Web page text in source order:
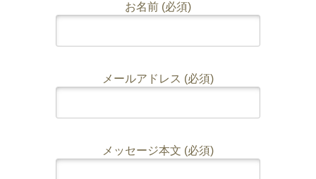
お名前 (必須)
メールアドレス (必須)
メッセージ本文 (必須)